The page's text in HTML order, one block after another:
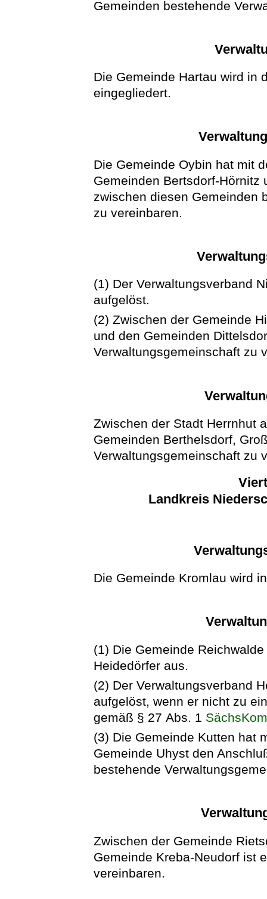
Gemeinden bestehende
Die Gemeinde Hartau wird in
eingegliedert.
Die Gemeinde Oybin hat mit
Gemeinden Bertsdorf-
zwischen diesen Gemeinden
zu vereinbaren.
(1) Der Verwaltungsverband
aufgelöst.
(2) Zwischen der Gemeinde
und den Gemeinden
Verwaltungsgemeinschaft zu
Zwischen der Stadt Herrnhut
Gemeinden Berthelsdorf,
Verwaltungsgemeinschaft zu
Landkreis
Die Gemeinde Kromlau wird
(1) Die Gemeinde
Heidedörfer aus.
(2) Der Verwaltungsverband
aufgelöst, wenn er nicht zu
gemäß § 27 Abs. 1
(3) Die Gemeinde Kutten hat
Gemeinde Uhyst den
bestehende
Zwischen der Gemeinde
Gemeinde Kreba-Neudorf ist
vereinbaren.